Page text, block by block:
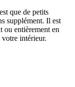
que de petits
supplément. Il est
ou entièrement en
votre intérieur.